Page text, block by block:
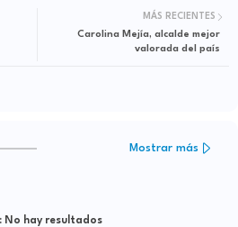
MÁS RECIENTES
Carolina Mejía, alcalde mejor
valorada del país
Mostrar más
No hay resultados